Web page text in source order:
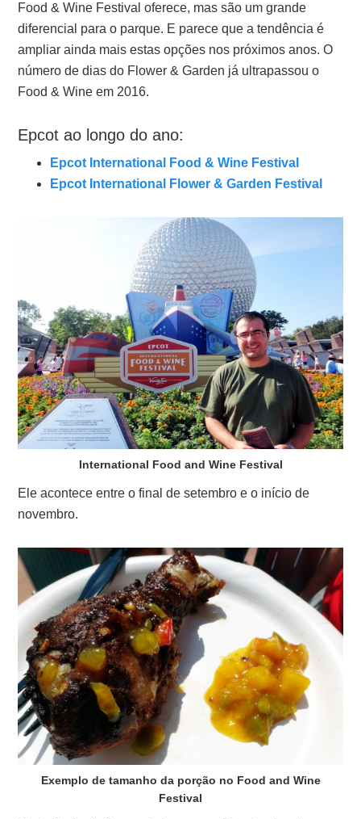
Food & Wine Festival oferece, mas são um grande
diferencial para o parque. E parece que a tendência é
ampliar ainda mais estas opções nos próximos anos. O
número de dias do Flower & Garden já ultrapassou o
Food & Wine em 2016.
Epcot ao longo do ano:
Epcot International Food & Wine Festival
Epcot International Flower & Garden Festival
International Food and Wine Festival
Ele acontece entre o final de setembro e o início de
novembro.
Exemplo de tamanho da porção no Food and Wine
Festival